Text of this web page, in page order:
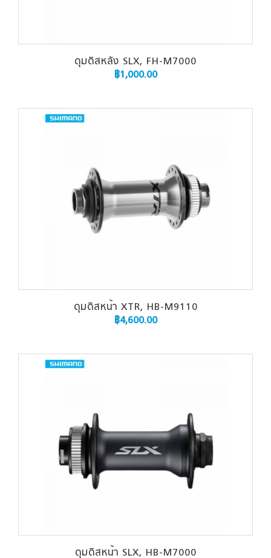
ดุมดิสหลัง SLX, FH-M7000
฿1,000.00
ดุมดิสหน้า XTR, HB-M9110
฿4,600.00
ดุมดิสหน้า SLX, HB-M7000